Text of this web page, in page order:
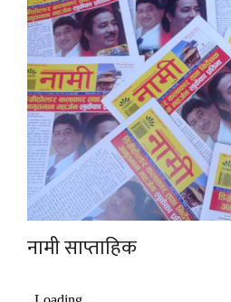
नामी साप्ताहिक